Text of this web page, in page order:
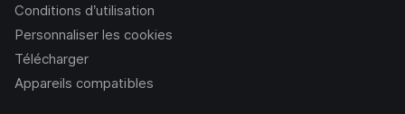
Conditions d’utilisation
Personnaliser les cookies
Télécharger
Appareils compatibles